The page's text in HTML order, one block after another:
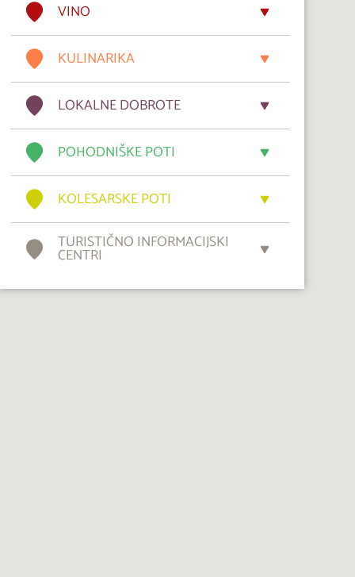
VINO
KULINARIKA
LOKALNE DOBROTE
POHODNIŠKE POTI
KOLESARSKE POTI
TURISTIČNO INFORMACIJSKI
CENTRI